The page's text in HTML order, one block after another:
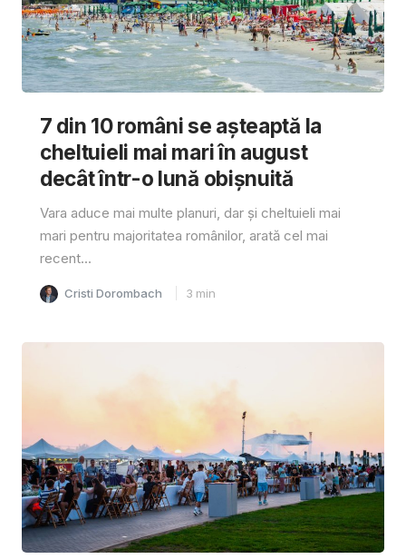
7 din 10 români se așteaptă la
cheltuieli mai mari în august
decât într-o lună obișnuită
Vara aduce mai multe planuri, dar și cheltuieli mai
mari pentru majoritatea românilor, arată cel mai
recent...
Cristi Dorombach 3 min